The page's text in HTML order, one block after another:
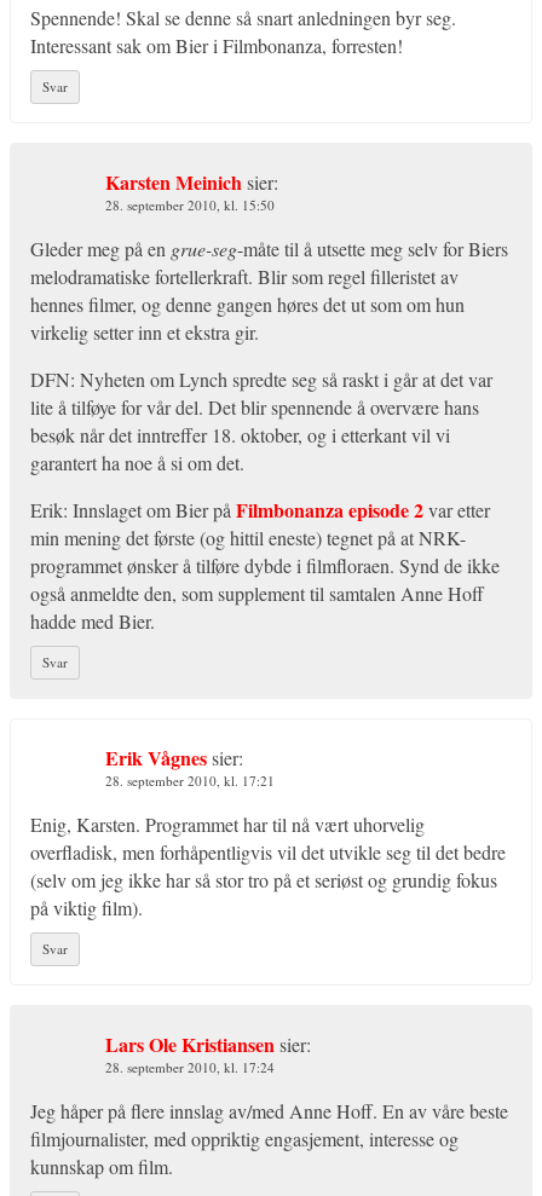
Spennende! Skal se denne så snart anledningen byr seg.
Interessant sak om Bier i Filmbonanza, forresten!
Svar
Karsten Meinichsier:
28. september 2010, kl. 15:50
Gleder meg på en grue-seg-måte til å utsette meg selv for Biers
melodramatiske fortellerkraft. Blir som regel filleristet av
hennes filmer, og denne gangen høres det ut som om hun
virkelig setter inn et ekstra gir.
DFN: Nyheten om Lynch spredte seg så raskt i går at det var
lite å tilføye for vår del. Det blir spennende å overvære hans
besøk når det inntreffer 18. oktober, og i etterkant vil vi
garantert ha noe å si om det.
Erik: Innslaget om Bier på Filmbonanza episode 2var etter
min mening det første (og hittil eneste) tegnet på at NRK-
programmet ønsker å tilføre dybde i filmfloraen. Synd de ikke
også anmeldte den, som supplement til samtalen Anne Hoff
hadde med Bier.
Svar
Erik Vågnessier:
28. september 2010, kl. 17:21
Enig, Karsten. Programmet har til nå vært uhorvelig
overfladisk, men forhåpentligvis vil det utvikle seg til det bedre
(selv om jeg ikke har så stor tro på et seriøst og grundig fokus
på viktig film).
Svar
Lars Ole Kristiansensier:
28. september 2010, kl. 17:24
Jeg håper på flere innslag av/med Anne Hoff. En av våre beste
filmjournalister, med oppriktig engasjement, interesse og
kunnskap om film.